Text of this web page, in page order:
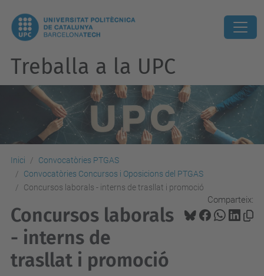
Treballa a la UPC
Inici
Convocatòries PTGAS
Convocatòries Concursos i Oposicions del PTGAS
Concursos laborals - interns de trasllat i promoció
Comparteix:
Concursos laborals
- interns de
trasllat i promoció